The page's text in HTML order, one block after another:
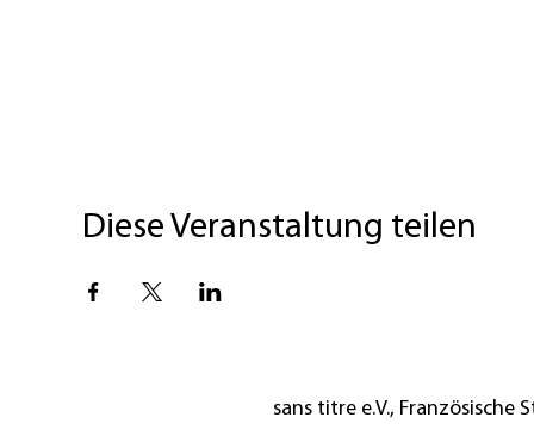
Diese Veranstaltung teilen
sans titre e.V., Französische